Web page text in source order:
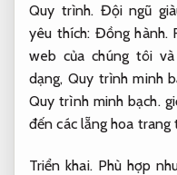
Quy trình. Đội ngũ
yêu thích: Đồng hành.
web của chúng tôi
dạng, Quy trình minh
Quy trình minh bạch.
đến các lẵng hoa
Triển khai. Phù hợp